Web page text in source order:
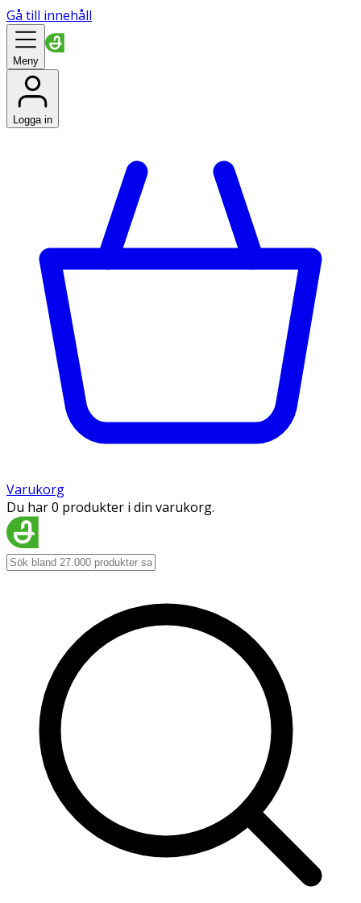
Gå till innehåll
Meny
Logga in
Varukorg
Du har 0 produkter i din varukorg.